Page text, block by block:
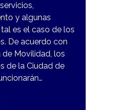
y algunas
es el caso de los
De acuerdo con
de Movilidad, los
de la Ciudad de